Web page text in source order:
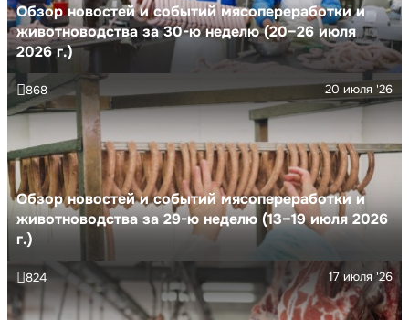
Обзор новостей и событий мясопереработки и
животноводства за 30-ю неделю (20–26 июля
2026 г.)
Обзор новостей и событий мясопереработки и
животноводства за 29-ю неделю (13–19 июля 2026
г.)
20 июля '26
868
17 июля '26
824